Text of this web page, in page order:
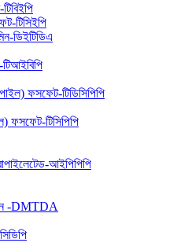
টিসিইপি
ডিইটিডিএ
ফসফেট-টিডিসিপিপি
ফসফেট-টিসিপিপি
আইপিপিপি
-DMTDA